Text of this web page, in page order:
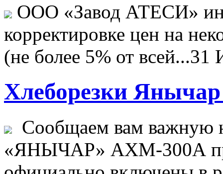
ООО «Завод АТЕСИ»
корректировке цен на
(не более 5% от всей...31
Хлеборезки Янычар
Сообщаем вам важную
«ЯНЫЧАР» АХМ-300А